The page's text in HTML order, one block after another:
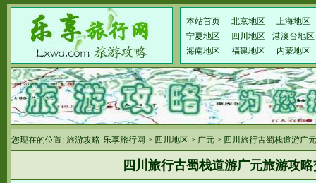
本站首页 北京地区
上海地区
宁夏地区
四川地区
港澳台地区
海南地区
福建地区 内蒙地区
您现在的位置: 旅游攻略-乐享旅行网 > 四川地区 > 广元 > 四川旅行古蜀栈道游广
四川旅行古蜀栈道游广元旅游攻